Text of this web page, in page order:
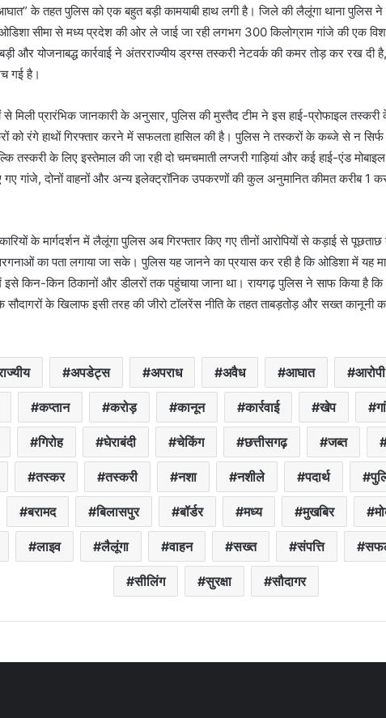
के तहत पुलिस को एक बहुत बड़ी कामयाबी हाथ लगी है। जिले की लैलूंगा थाना पुलिस
सीमा से मध्य प्रदेश की ओर ले जाई जा रही लगभग 300 किलोग्राम गांजे की एक
और योजनाबद्ध कार्रवाई ने अंतरराज्यीय ड्रग्स तस्करी नेटवर्क की कमर तोड़ कर रख दी
गई है।
से मिली प्रारंभिक जानकारी के अनुसार, पुलिस की मुस्तैद टीम ने इस हाई-प्रोफाइल तस्करी
को रंगे हाथों गिरफ्तार करने में सफलता हासिल की है। पुलिस ने तस्करों के कब्जे से न सिर्फ
तस्करी के लिए इस्तेमाल की जा रही दो चमचमाती लग्जरी गाड़ियां और कई हाई-एंड
गए गांजे, दोनों वाहनों और अन्य इलेक्ट्रॉनिक उपकरणों की कुल अनुमानित कीमत करीब 1
के मार्गदर्शन में लैलूंगा पुलिस अब गिरफ्तार किए गए तीनों आरोपियों से कड़ाई से
का पता लगाया जा सके। पुलिस यह जानने का प्रयास कर रही है कि ओडिशा में यह
किन-किन ठिकानों और डीलरों तक पहुंचाया जाना था। रायगढ़ पुलिस ने साफ किया है
के खिलाफ इसी तरह की जीरो टॉलरेंस नीति के तहत ताबड़तोड़ और सख्त कानूनी
अपडेट्स अपराध अवैध आघात आरोपी
कप्तान करोड़ कानून कार्रवाई खेप
गिरोह घेराबंदी चेकिंग छत्तीसगढ़ जब्त
तस्कर तस्करी नशा नशीले पदार्थ
बरामद बिलासपुर बॉर्डर मध्य मुखबिर
लाइव लैलूंगा वाहन सख्त संपत्ति
सीलिंग सुरक्षा सौदागर